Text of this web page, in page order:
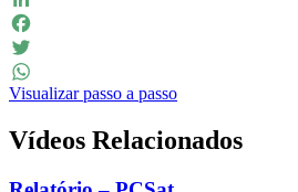
LinkedIn
Facebook
Twitter
WhatsApp
Visualizar passo a passo
Vídeos Relacionados